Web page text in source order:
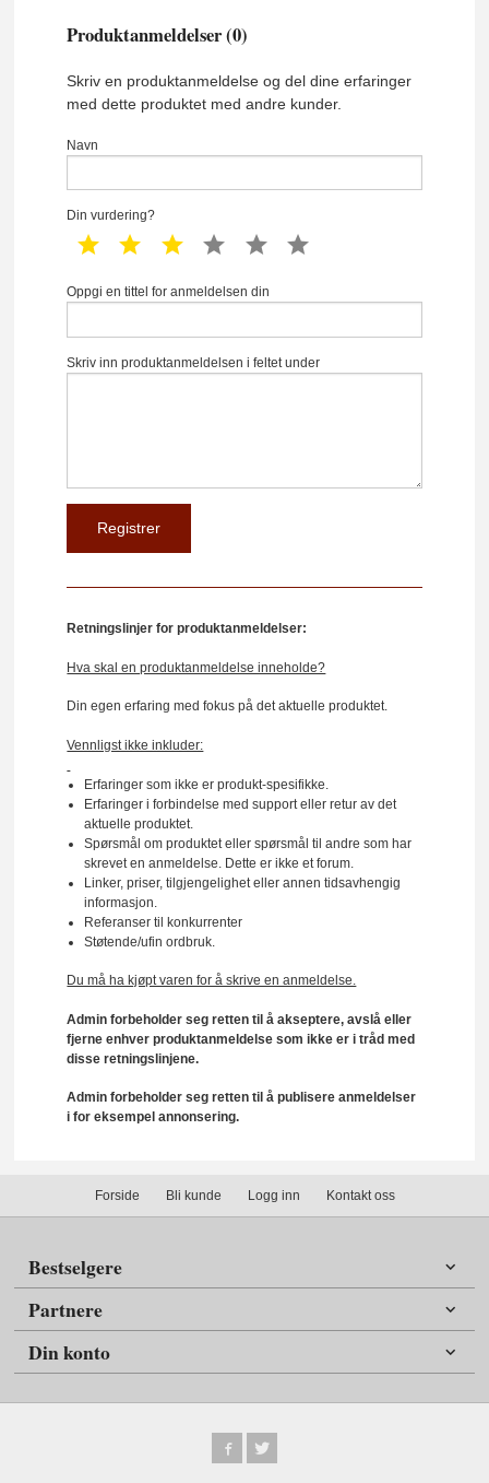
Produktanmeldelser (0)
Skriv en produktanmeldelse og del dine erfaringer
med dette produktet med andre kunder.
Navn
Din vurdering?
1 star 2 star 3 star 4 star 5 star
Oppgi en tittel for anmeldelsen din
Skriv inn produktanmeldelsen i feltet under
Retningslinjer for produktanmeldelser:
Hva skal en produktanmeldelse inneholde?
Din egen erfaring med fokus på det aktuelle produktet.
Vennligst ikke inkluder:
Erfaringer som ikke er produkt-spesifikke.
Erfaringer i forbindelse med support eller retur av det
aktuelle produktet.
Spørsmål om produktet eller spørsmål til andre som har
skrevet en anmeldelse. Dette er ikke et forum.
Linker, priser, tilgjengelighet eller annen tidsavhengig
informasjon.
Referanser til konkurrenter
Støtende/ufin ordbruk.
Du må ha kjøpt varen for å skrive en anmeldelse.
Admin forbeholder seg retten til å akseptere, avslå eller
fjerne enhver produktanmeldelse som ikke er i tråd med
disse retningslinjene.
Admin forbeholder seg retten til å publisere anmeldelser
i for eksempel annonsering.
Forside Bli kunde Logg inn Kontakt oss
Bestselgere
Partnere
Din konto